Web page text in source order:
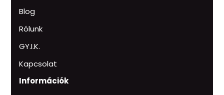
Blog
Rólunk
GY.I.K.
Kapcsolat
Információk